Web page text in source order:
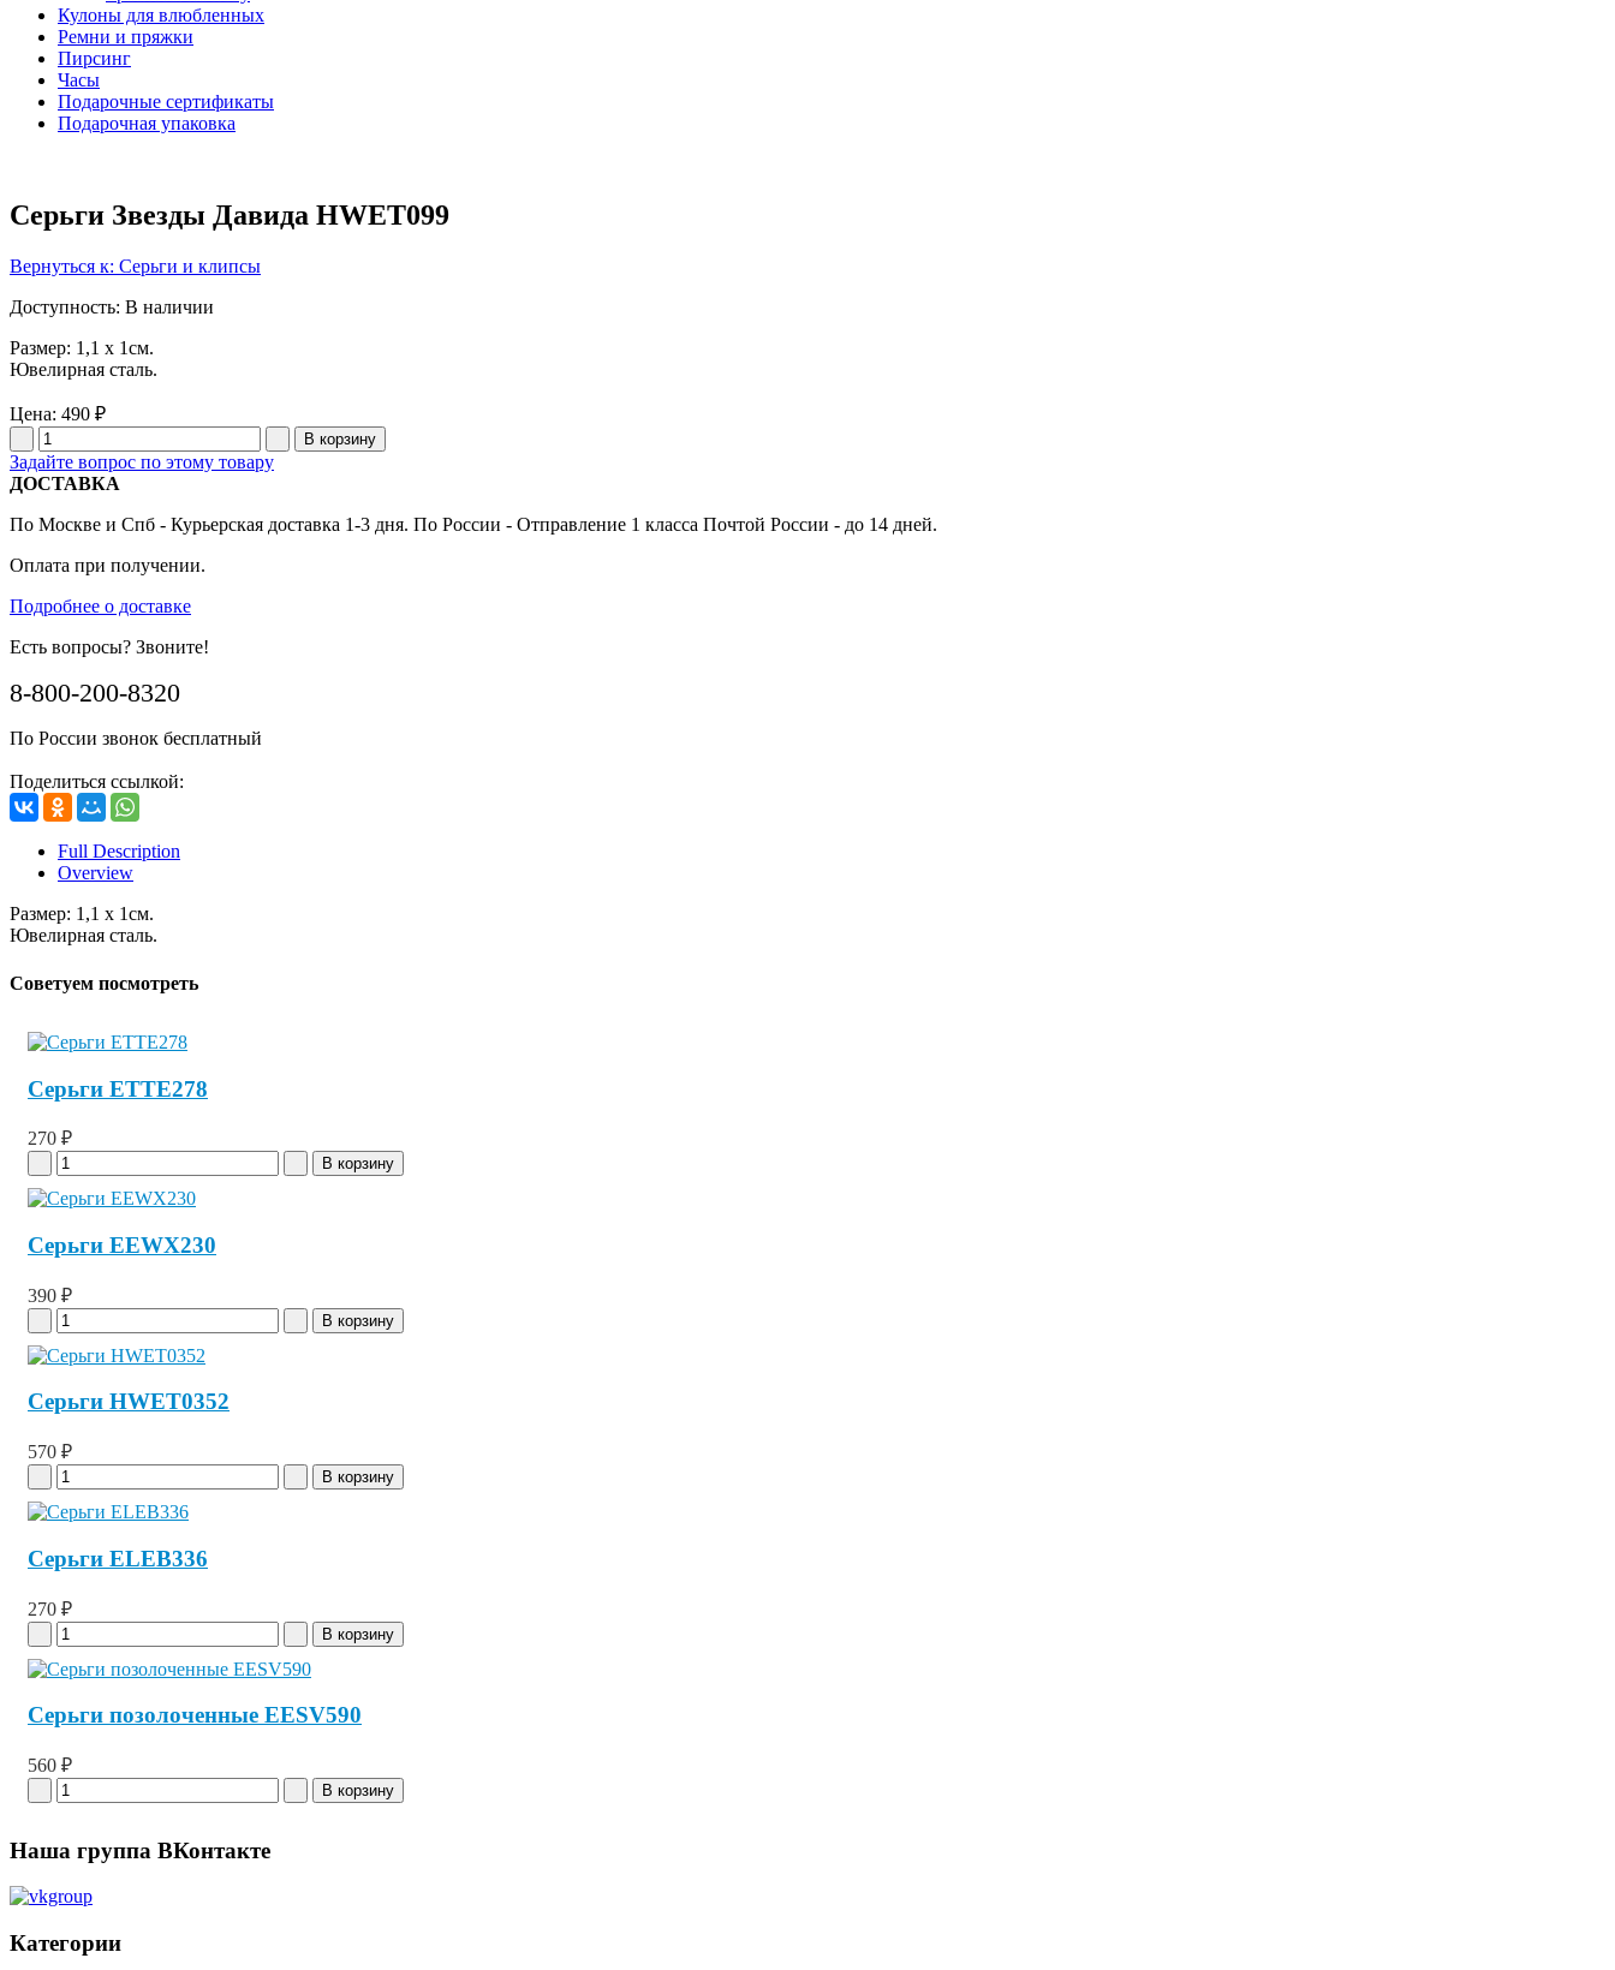
Кулоны для влюбленных
Ремни и пряжки
Пирсинг
Часы
Подарочные сертификаты
Подарочная упаковка
Серьги Звезды Давида HWET099
Вернуться к: Серьги и клипсы
Доступность: В наличии
Размер: 1,1 x 1см.
Ювелирная сталь.
Цена: 490 ₽
Задайте вопрос по этому товару
ДОСТАВКА
По Москве и Спб - Курьерская доставка 1-3 дня. По России - Отправление 1 класса Почтой России - до 14 дней.
Оплата при получении.
Подробнее о доставке
Есть вопросы? Звоните!
8-800-200-8320
По России звонок бесплатный
Поделиться ссылкой:
Full Description
Overview
Размер: 1,1 x 1см.
Ювелирная сталь.
Советуем посмотреть
Серьги ETTE278
270 ₽
Серьги EEWX230
390 ₽
Серьги HWET0352
570 ₽
Серьги ELEB336
270 ₽
Серьги позолоченные EESV590
560 ₽
Наша группа ВКонтакте
Категории